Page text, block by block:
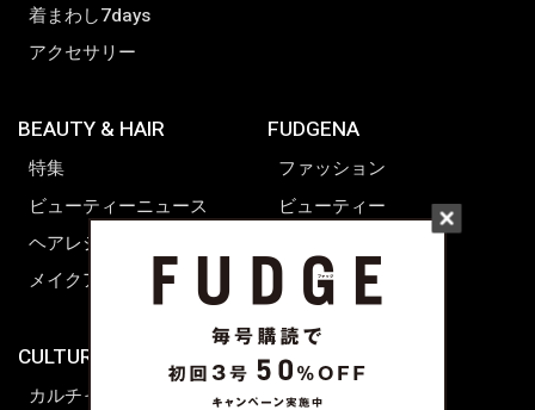
着まわし7days
アクセサリー
BEAUTY & HAIR
特集
ビューティーニュース
ヘアレシピ ストーリーズ
メイクアップティップス
CULTURE & LIFE
カルチャー
FUDGENA
ファッション
ビューティー
ライフスタイル